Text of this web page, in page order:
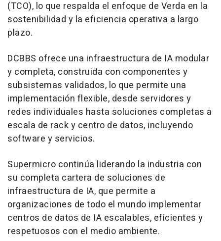
(TCO), lo que respalda el enfoque de Verda en la
sostenibilidad y la eficiencia operativa a largo
plazo.
DCBBS ofrece una infraestructura de IA modular
y completa, construida con componentes y
subsistemas validados, lo que permite una
implementación flexible, desde servidores y
redes individuales hasta soluciones completas a
escala de rack y centro de datos, incluyendo
software y servicios.
Supermicro continúa liderando la industria con
su completa cartera de soluciones de
infraestructura de IA, que permite a
organizaciones de todo el mundo implementar
centros de datos de IA escalables, eficientes y
respetuosos con el medio ambiente.